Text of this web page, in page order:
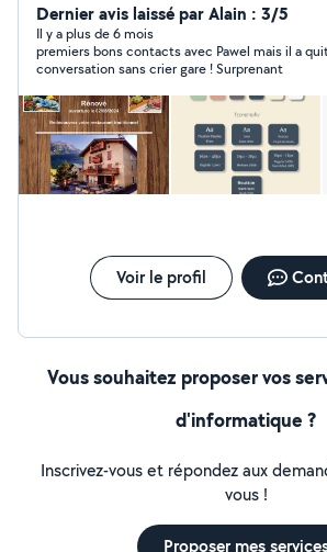
une valeur ajoutée à vos projets. Mes compétences :
Design graphique : Logos, identité
communication. Design web : Sites
UI/UX design. Illustration : Illustrations
dessins digitaux. Création de sites web :
Développement de sites
Pourquoi me choisir ? Créativité :
vos projets. Polyvalence : Adaptabilité
et besoins. Professionnalisme :
Merci de votre attention. Bien cordialement, Pawel
WebArt
Dernier avis laissé par Alain : 3/5
Il y a plus de 6 mois
premiers bons contacts avec Pawel mais il a
conversation sans crier gare ! Surprenant
Voir le profil
Vous souhaitez proposer vos
d'informatique ?
Inscrivez-vous et répondez aux
vous !
Proposer mes